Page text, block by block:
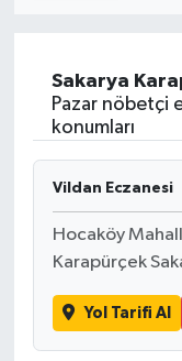
Sakarya
Pazar nöbetçi
konumları
Vildan Eczanesi
Hocaköy
Karapürçek
Yol Tarifi Al